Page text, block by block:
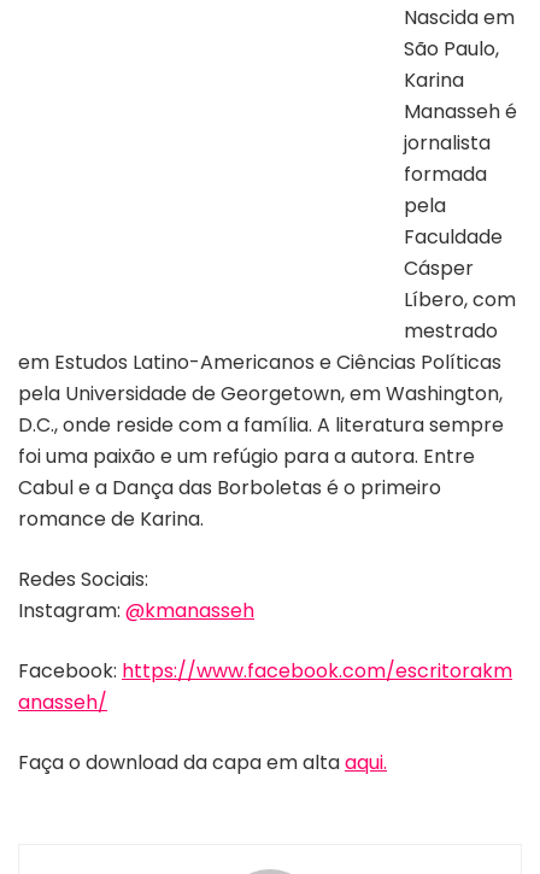
Nascida em
São Paulo,
Karina
Manasseh é
jornalista
formada
pela
Faculdade
Cásper
Líbero, com
mestrado
em Estudos Latino-Americanos e Ciências Políticas
pela Universidade de Georgetown, em Washington,
D.C., onde reside com a família. A literatura sempre
foi uma paixão e um refúgio para a autora. Entre
Cabul e a Dança das Borboletas é o primeiro
romance de Karina.
Redes Sociais:
Instagram: @kmanasseh
Facebook: https://www.facebook.com/escritorakm
anasseh/
Faça o download da capa em altaaqui.